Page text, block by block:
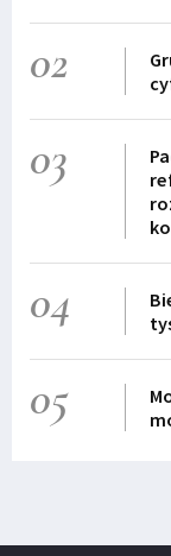
02
03
04
05